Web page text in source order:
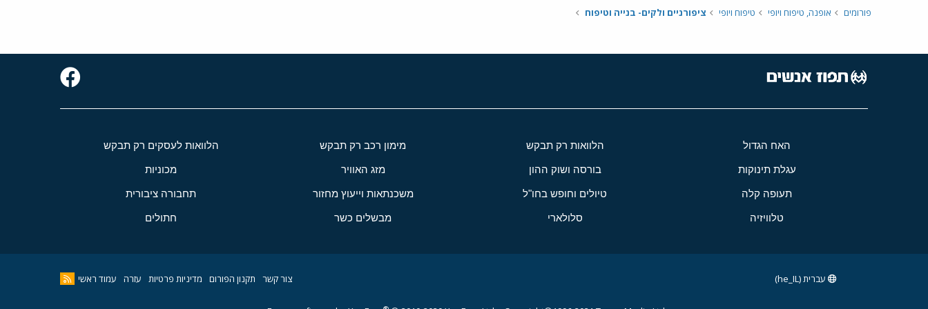
פורומים אופנה, טיפוח ויופי טיפוח ויופי ציפורניים ולקים- בנייה וטיפוח
האח הגדול הלוואות רק תבקש מימון רכב רק תבקש הלוואות לעסקים רק תבקש
עגלת תינוקות בורסה ושוק ההון מזג האוויר מכוניות
תעופה קלה טיולים וחופש בחו"ל משכנתאות וייעוץ מחזור תחבורה ציבורית
טלוויזיה סלולארי מבשלים כשר חתולים
צור קשר תקנון הפורום מדיניות פרטיות עזרה עמוד ראשי עברית (he_IL)